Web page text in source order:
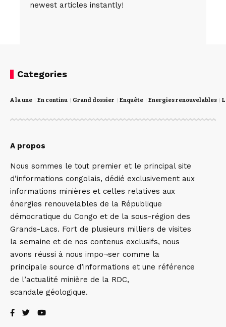
newest articles instantly!
Categories
A la une En continu Grand dossier Enquête Energies renouvelables
A propos
Nous sommes le tout premier et le principal site
d’informations congolais, dédié exclusivement aux
informations minières et celles relatives aux
énergies renouvelables de la République
démocratique du Congo et de la sous-région des
Grands-Lacs. Fort de plusieurs milliers de visites
la semaine et de nos contenus exclusifs, nous
avons réussi à nous impo¬ser comme la
principale source d’informations et une référence
de l’actualité minière de la RDC,
scandale géologique.